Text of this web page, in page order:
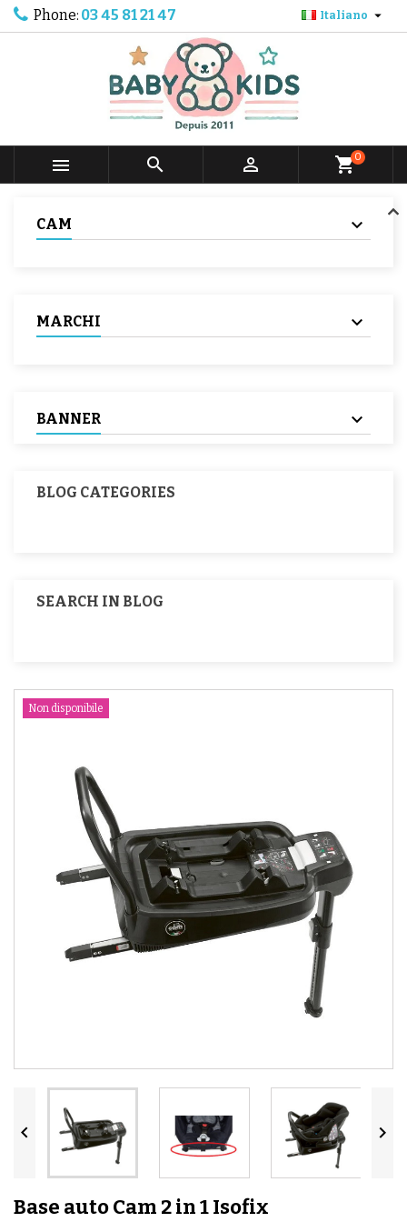
Phone: 03 45 81 21 47 Italiano 
   shopping_cart0
CAM
MARCHI
BANNER
BLOG CATEGORIES
SEARCH IN BLOG
Non disponibile
 
Base auto Cam 2 in 1 Isofix